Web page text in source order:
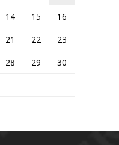
14 15
16
21 22
23
28 29
30